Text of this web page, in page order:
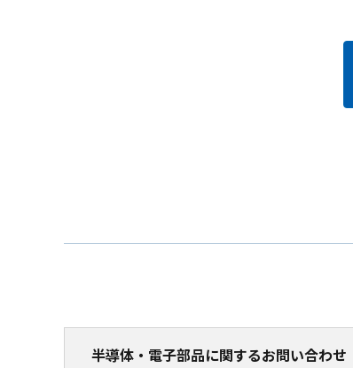
半導体・電子部品に関するお問い合わせ